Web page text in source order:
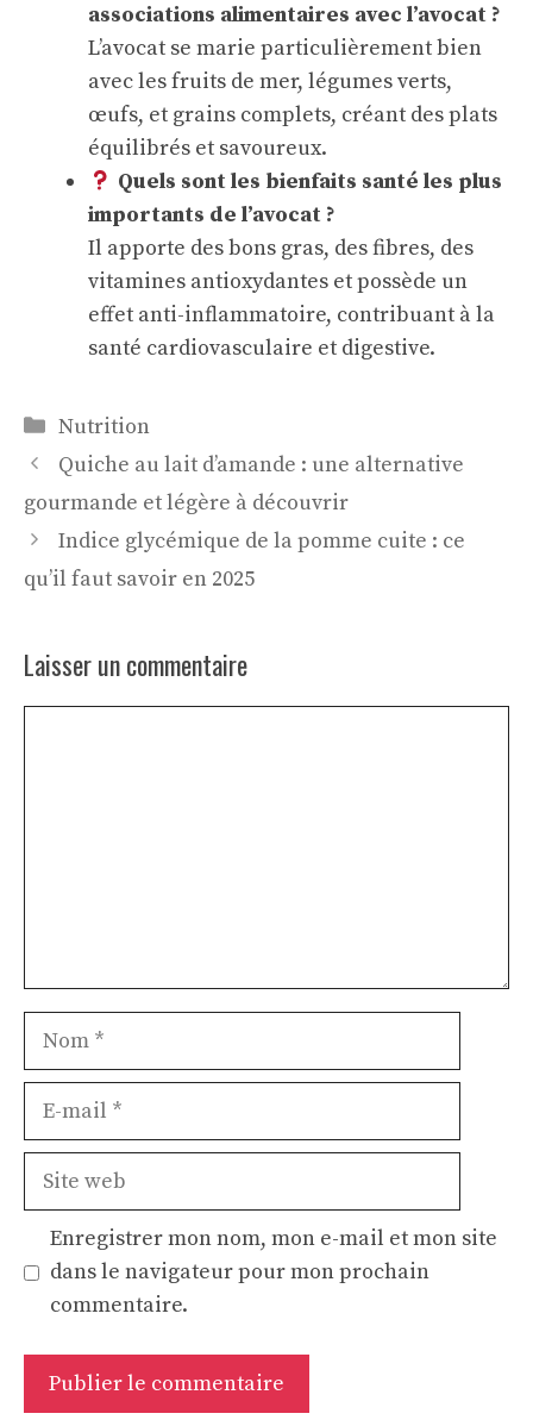
associations alimentaires avec l’avocat ?
L’avocat se marie particulièrement bien
avec les fruits de mer, légumes verts,
œufs, et grains complets, créant des plats
équilibrés et savoureux.
Quels sont les bienfaits santé les plus
importants de l’avocat ?
Il apporte des bons gras, des fibres, des
vitamines antioxydantes et possède un
effet anti-inflammatoire, contribuant à la
santé cardiovasculaire et digestive.
Catégories
Nutrition
Quiche au lait d’amande : une alternative
gourmande et légère à découvrir
Indice glycémique de la pomme cuite : ce
qu’il faut savoir en 2025
Laisser un commentaire
Nom
Site
Enregistrer mon nom, mon e-mail et mon site
dans le navigateur pour mon prochain
commentaire.